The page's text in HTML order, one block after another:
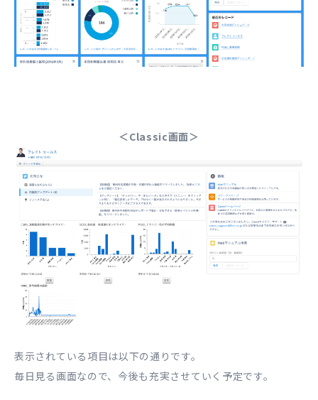
＜Classic画面＞
表示されている項目は以下の通りです。
毎日見る画面なので、今後も充実させていく予定です。